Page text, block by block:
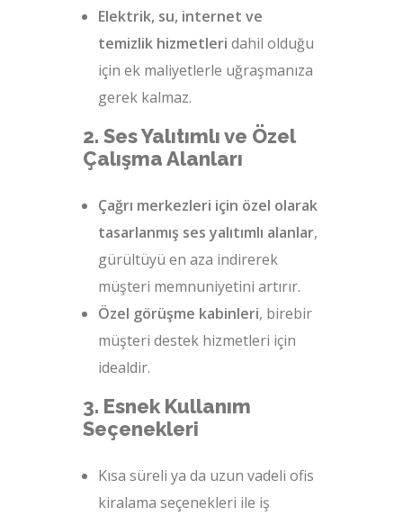
Elektrik, su, internet ve
temizlik hizmetleri dahil olduğu
için ek maliyetlerle uğraşmanıza
gerek kalmaz.
2. Ses Yalıtımlı ve Özel
Çalışma Alanları
Çağrı merkezleri için özel olarak
tasarlanmış ses yalıtımlı alanlar,
gürültüyü en aza indirerek
müşteri memnuniyetini artırır.
Özel görüşme kabinleri, birebir
müşteri destek hizmetleri için
idealdir.
3. Esnek Kullanım
Seçenekleri
Kısa süreli ya da uzun vadeli ofis
kiralama seçenekleri ile iş